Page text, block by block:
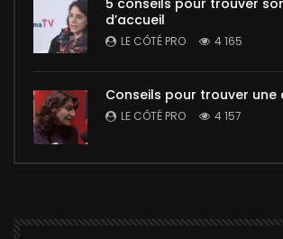
d’accueil
LE CÔTÉ PRO 4 165
Conseils pour trouver une
LE CÔTÉ PRO 4 157